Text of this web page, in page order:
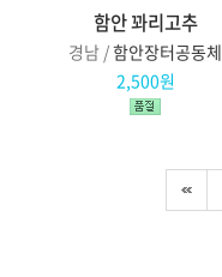
함안 꽈리고추
경남 /함안장터공동체
2,500원